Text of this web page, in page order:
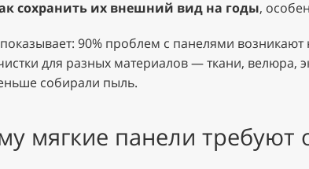
сохранить их внешний вид на годы,
90% проблем с панелями возникают
для разных материалов — ткани, велюра,
собирали пыль.
мягкие панели требуют